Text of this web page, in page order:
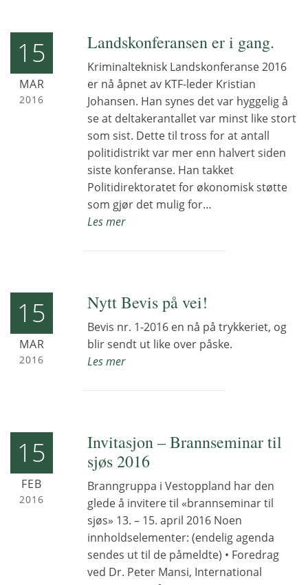
15
MAR
2016
Landskonferansen er i gang.
Kriminalteknisk Landskonferanse 2016
er nå åpnet av KTF-leder Kristian
Johansen. Han synes det var hyggelig å
se at deltakerantallet var minst like stort
som sist. Dette til tross for at antall
politidistrikt var mer enn halvert siden
siste konferanse. Han takket
Politidirektoratet for økonomisk støtte
som gjør det mulig for…
Les mer
15
MAR
2016
Nytt Bevis på vei!
Bevis nr. 1-2016 en nå på trykkeriet, og
blir sendt ut like over påske.
Les mer
15
FEB
2016
Invitasjon – Brannseminar til
sjøs 2016
Branngruppa i Vestoppland har den
glede å invitere til «brannseminar til
sjøs» 13. – 15. april 2016 Noen
innholdselementer: (endelig agenda
sendes ut til de påmeldte) • Foredrag
ved Dr. Peter Mansi, International